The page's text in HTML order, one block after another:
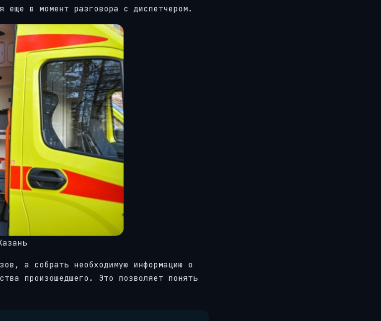
еще в момент разговора с диспетчером.
а собрать необходимую информацию о
произошедшего. Это позволяет понять